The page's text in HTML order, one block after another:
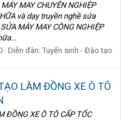
MAY CHUYÊN NGHIỆP
và dạy truyền nghề sửa
MÁY MAY CÔNG NGHIỆP
Diễn đàn: Tuyển sinh - Đào tạo
LÀM ĐỒNG XE Ô TÔ
ĐỒNG XE Ô TÔ CẤP TỐC